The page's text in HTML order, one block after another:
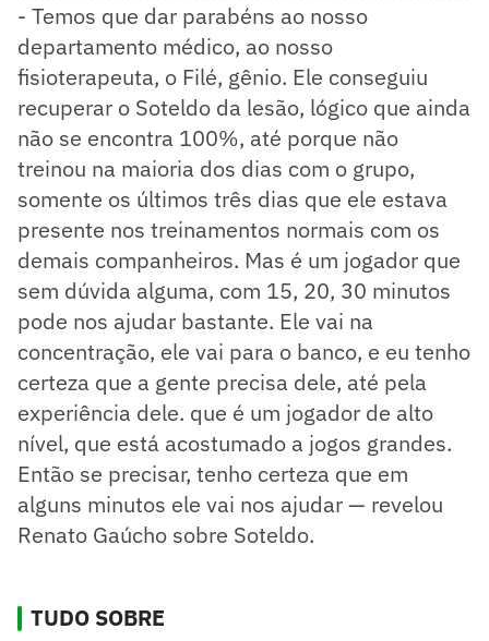
- Temos que dar parabéns ao nosso
departamento médico, ao nosso
fisioterapeuta, o Filé, gênio. Ele conseguiu
recuperar o Soteldo da lesão, lógico que ainda
não se encontra 100%, até porque não
treinou na maioria dos dias com o grupo,
somente os últimos três dias que ele estava
presente nos treinamentos normais com os
demais companheiros. Mas é um jogador que
sem dúvida alguma, com 15, 20, 30 minutos
pode nos ajudar bastante. Ele vai na
concentração, ele vai para o banco, e eu tenho
certeza que a gente precisa dele, até pela
experiência dele. que é um jogador de alto
nível, que está acostumado a jogos grandes.
Então se precisar, tenho certeza que em
alguns minutos ele vai nos ajudar — revelou
Renato Gaúcho sobre Soteldo.
TUDO SOBRE